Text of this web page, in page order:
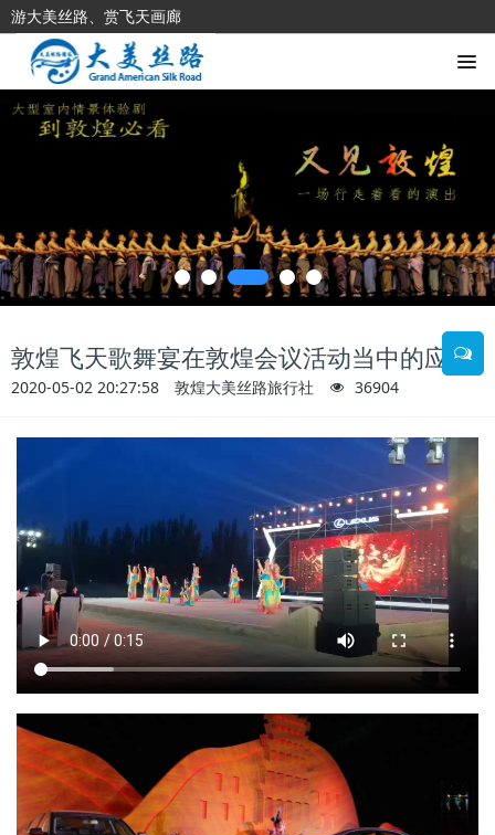
游大美丝路、赏飞天画廊
敦煌飞天歌舞宴在敦煌会议活动当中的应用
2020-05-02 20:27:58 敦煌大美丝路旅行社 36904